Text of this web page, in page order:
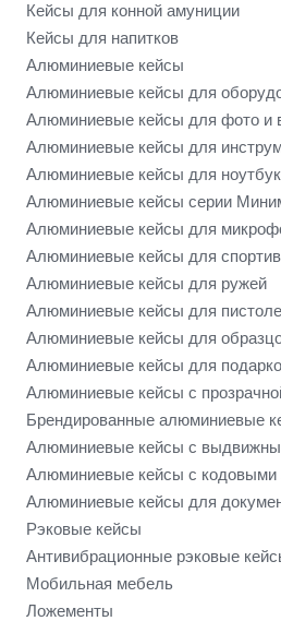
Кейсы для конной амуниции
Кейсы для напитков
Алюминиевые кейсы
Алюминиевые кейсы для
Алюминиевые кейсы для фото и
Алюминиевые кейсы для
Алюминиевые кейсы для
Алюминиевые кейсы серии
Алюминиевые кейсы для
Алюминиевые кейсы для
Алюминиевые кейсы для ружей
Алюминиевые кейсы для
Алюминиевые кейсы для
Алюминиевые кейсы для
Алюминиевые кейсы с
Брендированные алюминиевые
Алюминиевые кейсы с
Алюминиевые кейсы с кодовыми
Алюминиевые кейсы для
Рэковые кейсы
Антивибрационные рэковые
Мобильная мебель
Ложементы